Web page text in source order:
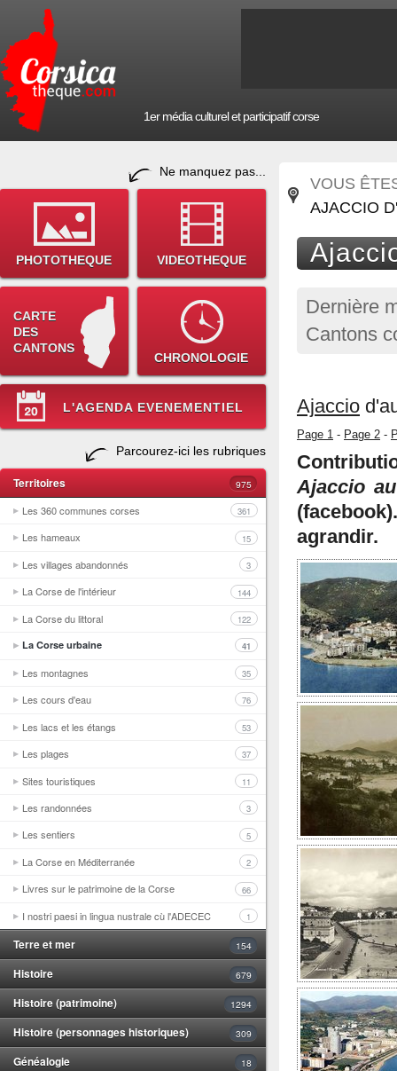
1er média culturel et participatif corse
Ne manquez pas...
PHOTOTHEQUE VIDEOTHEQUE
CARTE
DES
CANTONS
CHRONOLOGIE
L'AGENDA EVENEMENTIEL
Parcourez-ici les rubriques
Territoires 975
Les 360 communes corses 361
Les hameaux 15
Les villages abandonnés 3
La Corse de l'intérieur 144
La Corse du littoral 122
La Corse urbaine 41
Les montagnes 35
Les cours d'eau 76
Les lacs et les étangs 53
Les plages 37
Sites touristiques 11
Les randonnées 3
Les sentiers 5
La Corse en Méditerranée 2
Livres sur le patrimoine de la Corse 66
I nostri paesi in lingua nustrale cù l'ADECEC 1
Terre et mer 154
Histoire 679
Histoire (patrimoine) 1294
Histoire (personnages historiques) 309
Généalogie 18
VOUS
AJACCIO
Dernière
Cantons
Ajaccio
Page 1 - Page 2 -
Ajaccio
agrandir.